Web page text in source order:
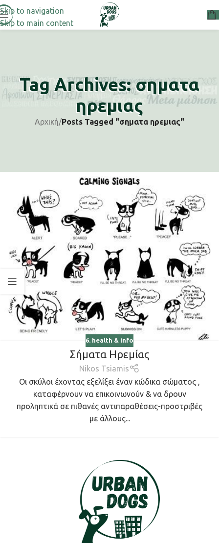
Skip to navigation
Skip to main content
Tag Archives: σηματα
ηρεμιας
Αρχική/Posts Tagged "σηματα ηρεμιας"
6. health & info
Σήματα Ηρεμίας
Nikos Tsiamis
Οι σκύλοι έχοντας εξελίξει έναν κώδικα σώματος ,
καταφέρνουν να επικοινωνούν & να δρουν
προληπτικά σε πιθανές αντιπαραθέσεις-προστριβές
με άλλους...